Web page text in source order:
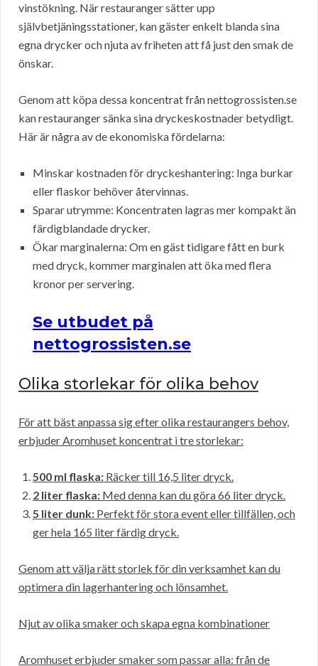
vinstökning. När restauranger sätter upp
självbetjäningsstationer, kan gäster enkelt blanda sina
egna drycker och njuta av friheten att få just den smak de
önskar.
Genom att köpa dessa koncentrat från nettogrossisten.se
kan restauranger sänka sina dryckeskostnader betydligt.
Här är några av de ekonomiska fördelarna:
Minskar kostnaden för dryckeshantering: Inga burkar
eller flaskor behöver återvinnas.
Sparar utrymme: Koncentraten lagras mer kompakt än
färdigblandade drycker.
Ökar marginalerna: Om en gäst tidigare fått en burk
med dryck, kommer marginalen att öka med flera
kronor per servering.
Se utbudet på
nettogrossisten.se
Olika storlekar för olika behov
För att bäst anpassa sig efter olika restaurangers behov,
erbjuder Aromhuset koncentrat i tre storlekar:
500 ml flaska: Räcker till 16,5 liter dryck.
2 liter flaska: Med denna kan du göra 66 liter dryck.
5 liter dunk: Perfekt för stora event eller tillfällen, och
ger hela 165 liter färdig dryck.
Genom att välja rätt storlek för din verksamhet kan du
optimera din lagerhantering och lönsamhet.
Njut av olika smaker och skapa egna kombinationer
Aromhuset erbjuder smaker som passar alla: från de